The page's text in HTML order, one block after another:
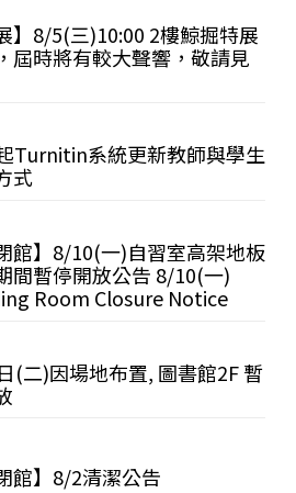
】8/5(三)10:00 2樓鯨掘特展
屆時將有較大聲響，敬請見
Turnitin系統更新教師與學生
式
館】8/10(一)自習室高架地板
間暫停開放公告 8/10(一)
Room Closure Notice
(二)因場地布置, 圖書館2F 暫
館】8/2清潔公告